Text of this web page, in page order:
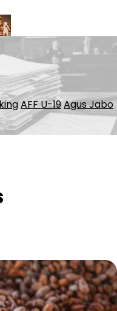
Polandia Tolak
AFF U-19Agus Jabo